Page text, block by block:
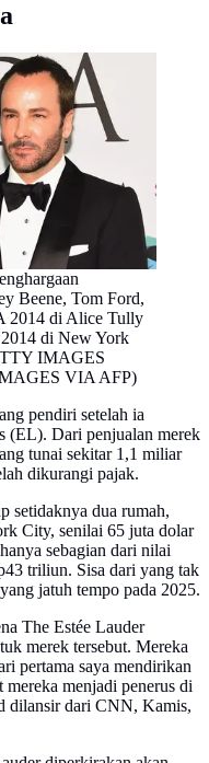
Beene, Tom Ford,
2014 di Alice Tully
di New York
IMAGES
VIA AFP)
pendiri setelah ia
(EL). Dari penjualan merek
tunai sekitar 1,1 miliar
dikurangi pajak.
setidaknya dua rumah,
City, senilai 65 juta dolar
sebagian dari nilai
triliun. Sisa dari yang tak
jatuh tempo pada 2025.
The Estée Lauder
merek tersebut. Mereka
pertama saya mendirikan
mereka menjadi penerus di
dilansir dari CNN, Kamis,